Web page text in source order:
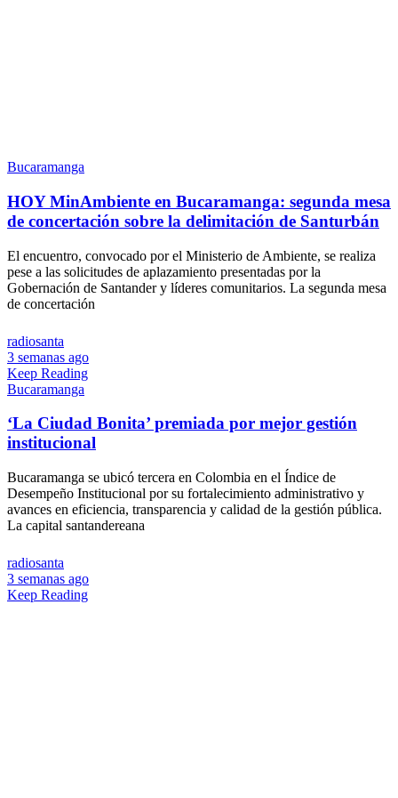
Bucaramanga
HOY MinAmbiente en Bucaramanga: segunda mesa
de concertación sobre la delimitación de Santurbán
El encuentro, convocado por el Ministerio de Ambiente, se realiza
pese a las solicitudes de aplazamiento presentadas por la
Gobernación de Santander y líderes comunitarios. La segunda mesa
de concertación
radiosanta
3 semanas ago
Keep Reading
Bucaramanga
‘La Ciudad Bonita’ premiada por mejor gestión
institucional
Bucaramanga se ubicó tercera en Colombia en el Índice de
Desempeño Institucional por su fortalecimiento administrativo y
avances en eficiencia, transparencia y calidad de la gestión pública.
La capital santandereana
radiosanta
3 semanas ago
Keep Reading